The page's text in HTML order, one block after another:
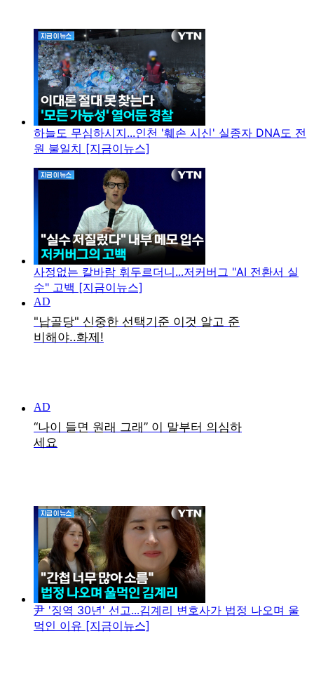
하늘도 무심하시지...인천 '훼손 시신' 실종자 DNA도 전
원 불일치 [지금이뉴스]
사정없는 칼바람 휘두르더니...저커버그 "AI 전환서 실
수" 고백 [지금이뉴스]
尹 '징역 30년' 선고...김계리 변호사가 법정 나오며 울
먹인 이유 [지금이뉴스]